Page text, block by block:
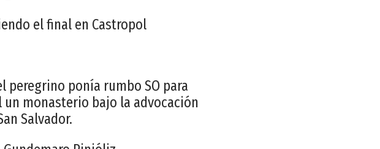
el final en Castropol
peregrino ponía rumbo SO para
monasterio bajo la advocación
Salvador.